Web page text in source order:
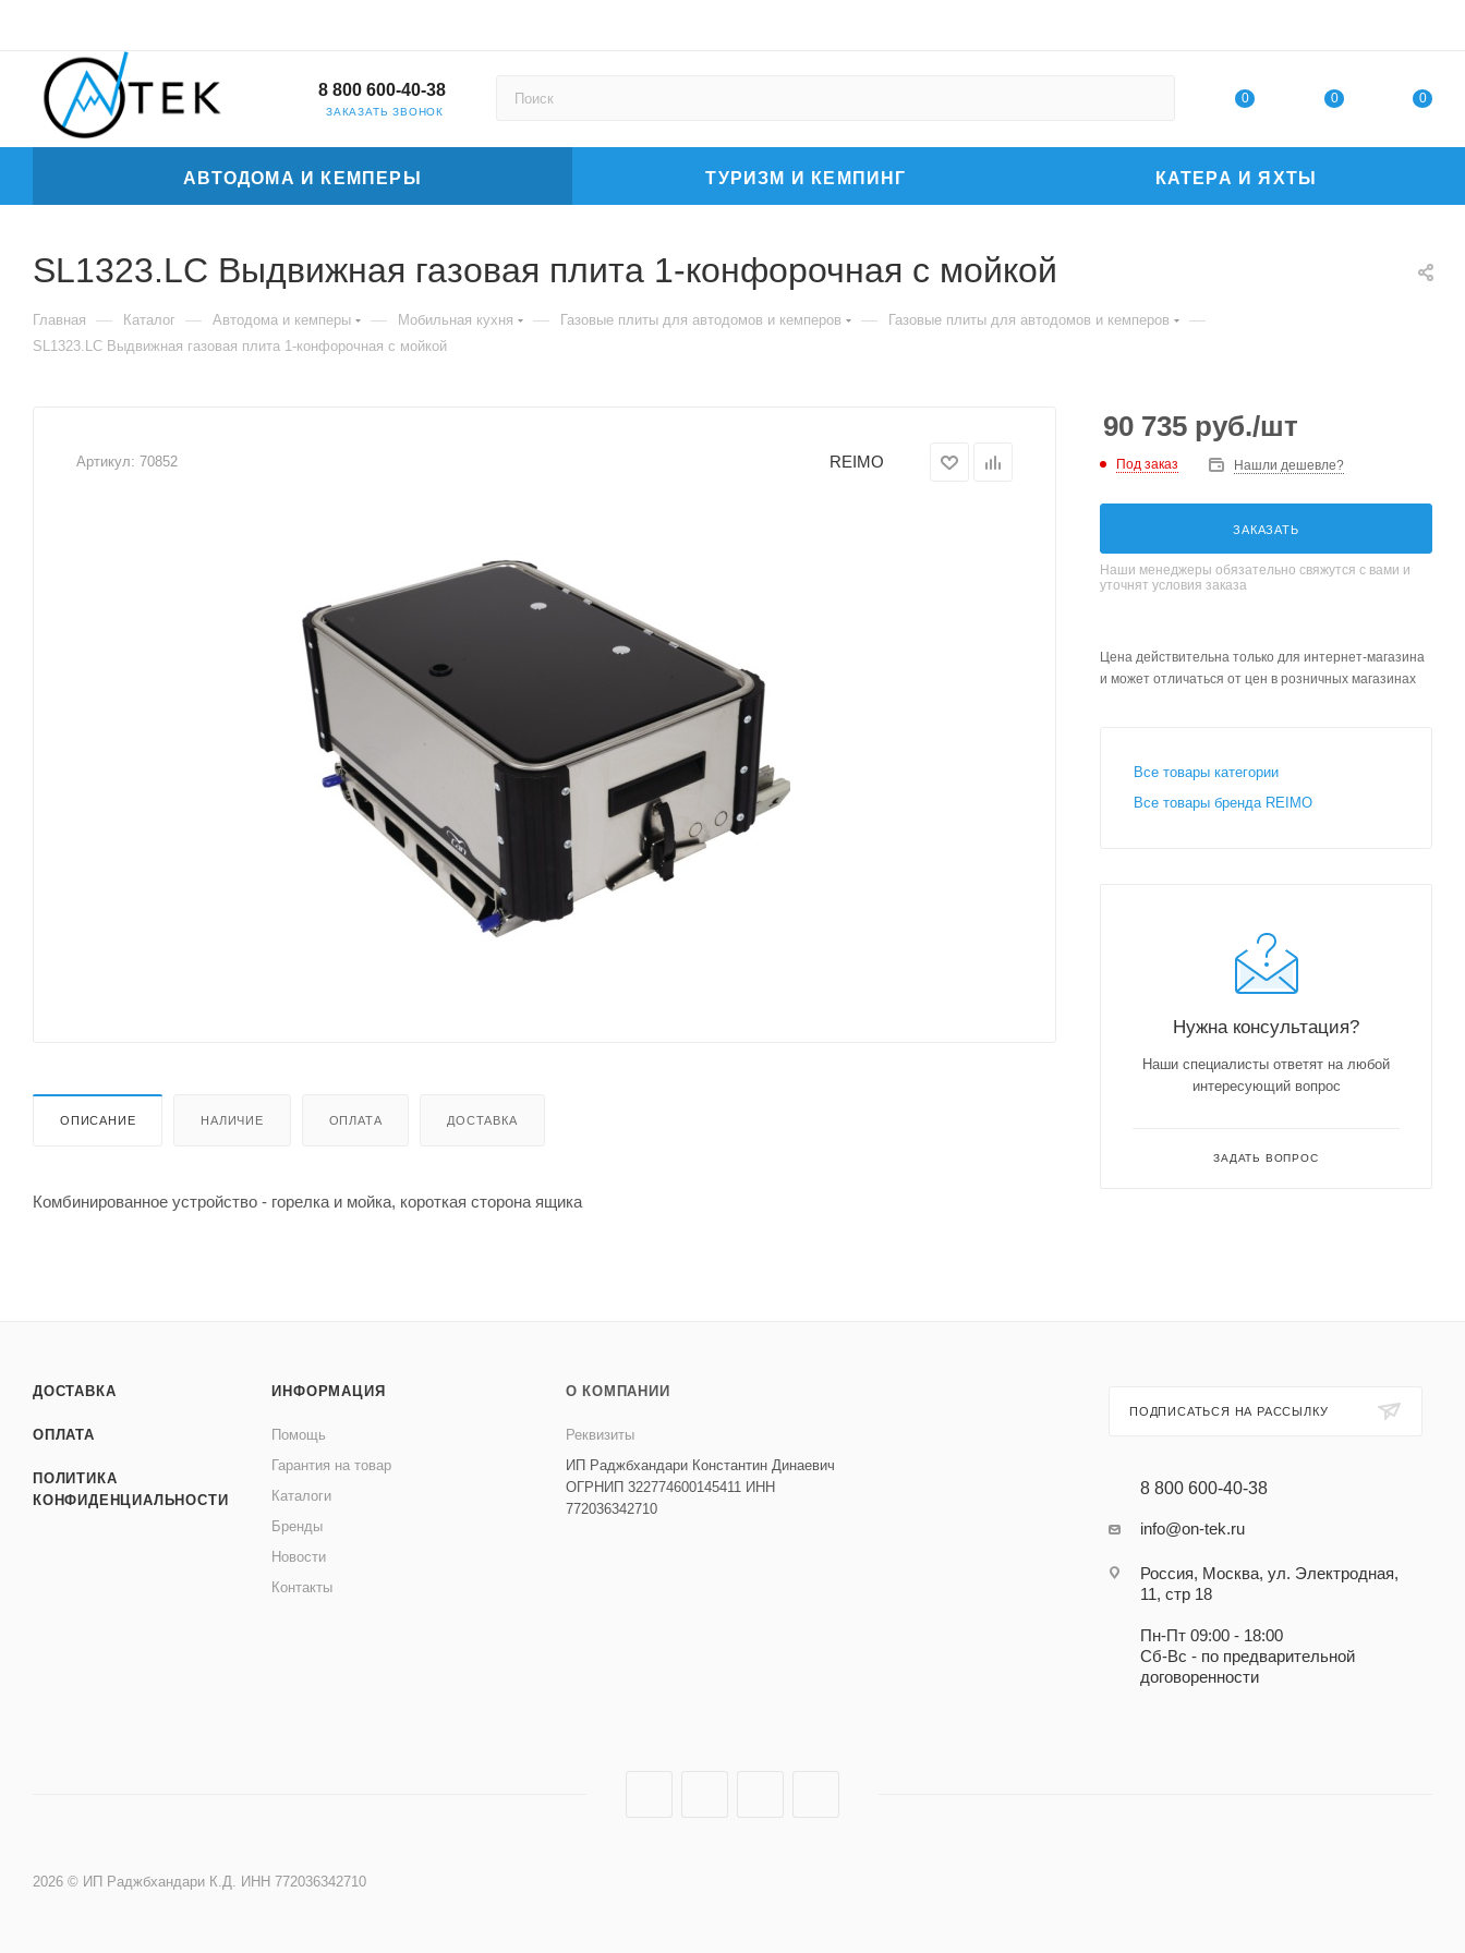
8 800 600-40-38
ЗАКАЗАТЬ ЗВОНОК
0 0 0
АВТОДОМА И КЕМПЕРЫ ТУРИЗМ И КЕМПИНГ КАТЕРА И ЯХТЫ
SL1323.LC Выдвижная газовая плита 1-конфорочная с мойкой
Главная — Каталог — Автодома и кемперы — Мобильная кухня — Газовые плиты для автодомов и кемперов — Газовые плиты для автодомов и кемперов —
SL1323.LC Выдвижная газовая плита 1-конфорочная с мойкой
Артикул: 70852 REIMO
ОПИСАНИЕ НАЛИЧИЕ ОПЛАТА ДОСТАВКА
Комбинированное устройство - горелка и мойка, короткая сторона ящика
90 735 руб./шт
Под заказ Нашли дешевле?
ЗАКАЗАТЬ
Наши менеджеры обязательно свяжутся с вами и
уточнят условия заказа
Цена действительна только для интернет-магазина
и может отличаться от цен в розничных магазинах
Все товары категории
Все товары бренда REIMO
Нужна консультация?
Наши специалисты ответят на любой
интересующий вопрос
ЗАДАТЬ ВОПРОС
ДОСТАВКА
ОПЛАТА
ПОЛИТИКА
КОНФИДЕНЦИАЛЬНОСТИ
ИНФОРМАЦИЯ
Помощь
Гарантия на товар
Каталоги
Бренды
Новости
Контакты
О КОМПАНИИ
Реквизиты
ИП Раджбхандари Константин Динаевич
ОГРНИП 322774600145411 ИНН
772036342710
ПОДПИСАТЬСЯ НА РАССЫЛКУ
8 800 600-40-38
info@on-tek.ru
Россия, Москва, ул. Электродная,
11, стр 18
Пн-Пт 09:00 - 18:00
Сб-Вс - по предварительной
договоренности
2026 © ИП Раджбхандари К.Д. ИНН 772036342710